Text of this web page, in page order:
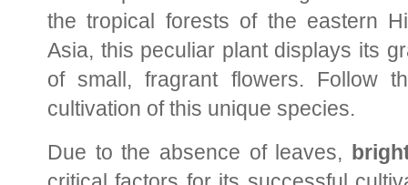
the tropical forests of the eastern
Asia, this peculiar plant displays its
of small, fragrant flowers. Follow
cultivation of this unique species.
Due to the absence of leaves,